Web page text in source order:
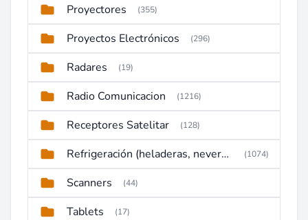
Proyectores (355)
Proyectos Electrónicos (296)
Radares (19)
Radio Comunicacion (1216)
Receptores Satelitar (128)
Refrigeración (heladeras, neveras, congeladores) (1074)
Scanners (44)
Tablets (17)